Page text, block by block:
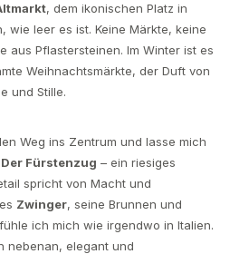
, dem ikonischen Platz in
wie leer es ist. Keine Märkte, keine
aus Pflastersteinen. Im Winter ist es
Weihnachtsmärkte, der Duft von
und Stille.
Weg ins Zentrum und lasse mich
Der Fürstenzug – ein riesiges
spricht von Macht und
Zwinger, seine Brunnen und
ich mich wie irgendwo in Italien.
nebenan, elegant und